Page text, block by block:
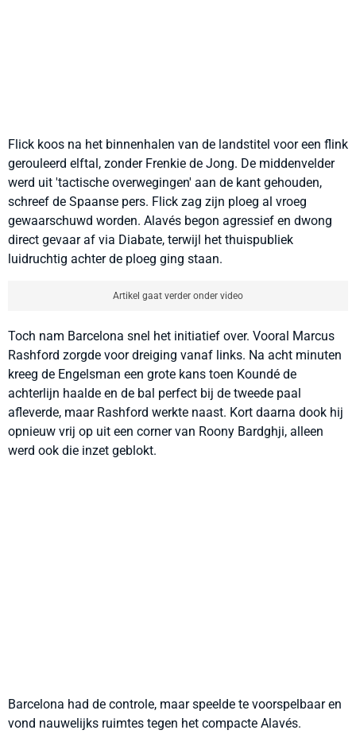
Flick koos na het binnenhalen van de landstitel voor een flink
gerouleerd elftal, zonder Frenkie de Jong. De middenvelder
werd uit 'tactische overwegingen' aan de kant gehouden,
schreef de Spaanse pers. Flick zag zijn ploeg al vroeg
gewaarschuwd worden. Alavés begon agressief en dwong
direct gevaar af via Diabate, terwijl het thuispubliek
luidruchtig achter de ploeg ging staan.
Artikel gaat verder onder video
Toch nam Barcelona snel het initiatief over. Vooral Marcus
Rashford zorgde voor dreiging vanaf links. Na acht minuten
kreeg de Engelsman een grote kans toen Koundé de
achterlijn haalde en de bal perfect bij de tweede paal
afleverde, maar Rashford werkte naast. Kort daarna dook hij
opnieuw vrij op uit een corner van Roony Bardghji, alleen
werd ook die inzet geblokt.
Barcelona had de controle, maar speelde te voorspelbaar en
vond nauwelijks ruimtes tegen het compacte Alavés.